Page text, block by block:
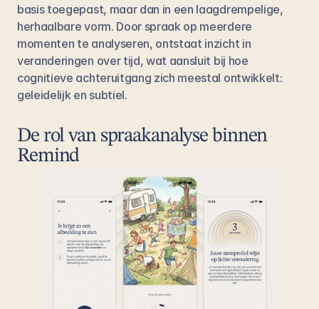
basis toegepast, maar dan in een laagdrempelige,
herhaalbare vorm. Door spraak op meerdere
momenten te analyseren, ontstaat inzicht in
veranderingen over tijd, wat aansluit bij hoe
cognitieve achteruitgang zich meestal ontwikkelt:
geleidelijk en subtiel.
De rol van spraakanalyse binnen
Remind